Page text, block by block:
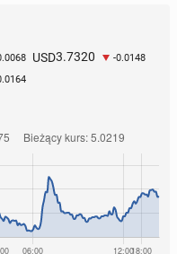
USD3.7320 -0.0148